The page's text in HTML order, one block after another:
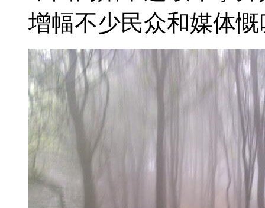
增幅不少民众和媒体